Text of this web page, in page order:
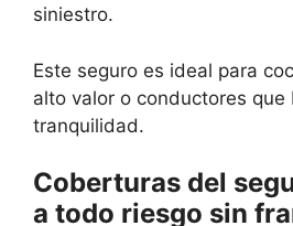
siniestro.
Este seguro es ideal para
alto valor o conductores que
tranquilidad.
Coberturas del
a todo riesgo sin